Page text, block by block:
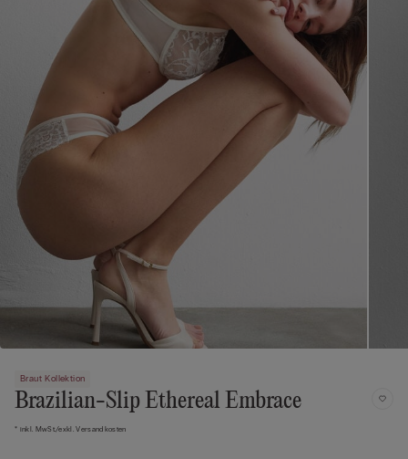
Braut Kollektion
Brazilian-Slip Ethereal Embrace
* inkl. MwSt./exkl. Versandkosten